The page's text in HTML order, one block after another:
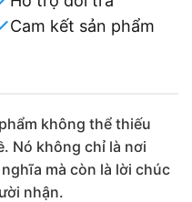
Cam kết sản phẩm
không thể thiếu
Nó không chỉ là nơi
mà còn là lời chúc
nhận.